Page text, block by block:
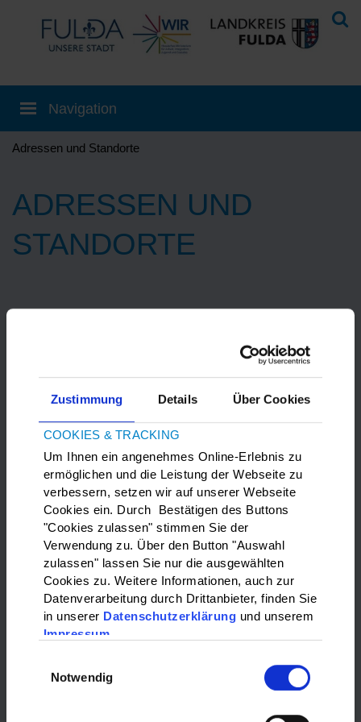
Zustimmung Details Über Cookies
COOKIES & TRACKING
Um Ihnen ein angenehmes Online-Erlebnis zu
ermöglichen und die Leistung der Webseite zu
verbessern, setzen wir auf unserer Webseite
Cookies ein. Durch Bestätigen des Buttons
"Cookies zulassen" stimmen Sie der
Verwendung zu. Über den Button "Auswahl
zulassen" lassen Sie nur die ausgewählten
Cookies zu. Weitere Informationen, auch zur
Datenverarbeitung durch Drittanbieter, finden Sie
in unserer Datenschutzerklärung und unserem
Impressum
Notwendig
Adressen und Standorte
ADRESSEN UND
STANDORTE
Marketing-Cookies
akzeptieren, um die Google Maps
anzuzeigen.
WAS?:
Bitte wählen…
Bitte wählen…